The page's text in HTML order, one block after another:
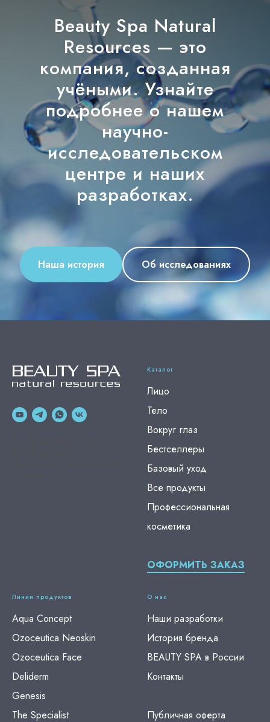
Beauty Spa Natural
Resources — это
компания, созданная
учёными. Узнайте
подробнее о нашем
научно-
исследовательском
центре и наших
разработках.
Наша история Об исследованиях
Каталог
Лицо
Тело
Вокруг глаз
Бестселлеры
Базовый уход
Все продукты
Профессиональная
косметика
ОФОРМИТЬ ЗАКАЗ
Линии продуктов
Aqua Concept
Ozoceutica Neoskin
Ozoceutica Face
Deliderm
Genesis
The Specialist
О нас
Наши разработки
История бренда
BEAUTY SPA в России
Контакты
Публичная оферта